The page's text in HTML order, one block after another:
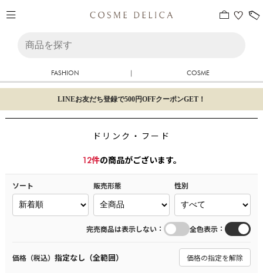
FASHION | COSME
LINEお友だち登録で500円OFFクーポンGET！
ドリンク・フード
12件の商品がございます。
ソート 販売形態 性別
完売商品は表示しない ： 全色表示 ：
価格（税込） 指定なし（全範囲） 価格の指定を解除